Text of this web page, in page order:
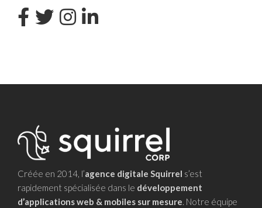
Créée en 2014, l’agence digitale Squirrel s’est
rapidement spécialisée dans le développement
d’applications web & mobiles sur mesure. Notre équipe